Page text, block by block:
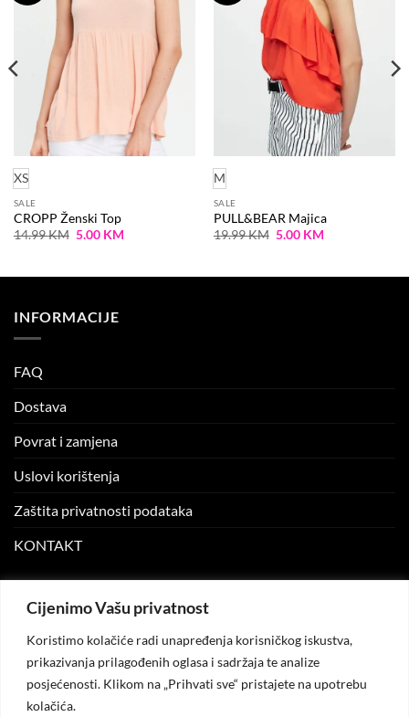
Cijenimo Vašu privatnost
Koristimo kolačiće radi unapređenja korisničkog iskustva,
prikazivanja prilagođenih oglasa i sadržaja te analize
posjećenosti. Klikom na „Prihvati sve“ pristajete na upotrebu
kolačića.
listu
želja
XS
SALE
CROPP Ženski Top
14.99KM Original
5.00 KMCurrent
M
SALE
PULL&BEAR Majica
19.99KM Original
5.00 KMCurrent
INFORMACIJE
FAQ
Dostava
Povrat i zamjena
Uslovi korištenja
Zaštita privatnosti podataka
KONTAKT
Moj nalog
Moje narudžbe